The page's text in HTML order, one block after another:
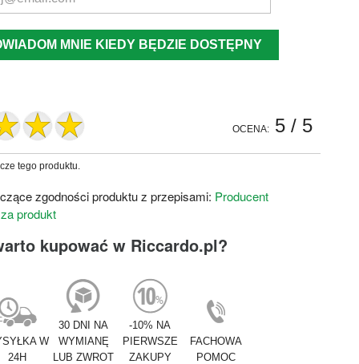
MNIE KIEDY BĘDZIE DOSTĘPNY
OCENA: 5/ 5
tego produktu.
zgodności produktu z przepisami: Producent
produkt
kupować w Riccardo.pl?
W
24H
30 DNI NA
WYMIANĘ
LUB ZWROT
-10% NA
PIERWSZE
ZAKUPY
FACHOWA
POMOC